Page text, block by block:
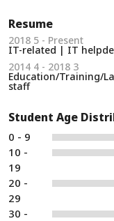
Resume
2018 5 - Present
IT-related | IT
2014 4 - 2018 3
Education/Training/
staff
Student Age
0 - 9
10 -
19
20 -
29
30 -